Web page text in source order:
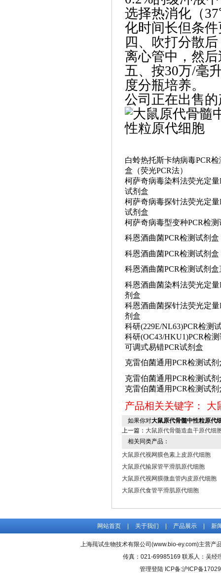
选择热消化（
化时间长但条
四、吹打分散
离心管中，然
五、‌按30万/毫
度分瓶培养。
公司正在出售
白蛉热托斯卡纳病毒PCR
盒（荧光PCR法）
柯萨奇病毒染料法荧光定量
试剂盒
柯萨奇病毒探针法荧光定量
试剂盒
柯萨奇病毒型变种PCR检
科恩酒曲菌PCR检测试剂盒
科恩酒曲菌PCR检测试剂盒
科恩酒曲菌PCR检测试剂盒
科恩酒曲菌染料法荧光定量
剂盒
科恩酒曲菌探针法荧光定量
剂盒
科研(229E/NL63)PCR检测
科研(OC43/HKU1)PCR检
可调式易错PCR试剂盒
克雷伯菌通用PCR检测试剂
克雷伯菌通用PCR检测试剂
克雷伯菌通用PCR检测试
产品相关关键字： 大
如果你对大鼠原代骨髓中性粒原代
上一篇： 大鼠原代骨髓造血干原代细
相关同类产品：
大鼠原代视网膜色素上皮原代细胞
大鼠原代输尿管平滑肌原代细胞
大鼠原代视网膜微血管内皮原代细胞
大鼠原代食管平滑肌原代细胞
网站首页 关于我们 产品展示 新
上海莼试生物技术有限公司(www.bio-ey.com)主营产
传真：021-69985169 联系人：吴经
管理登陆 ICP备:沪ICP备